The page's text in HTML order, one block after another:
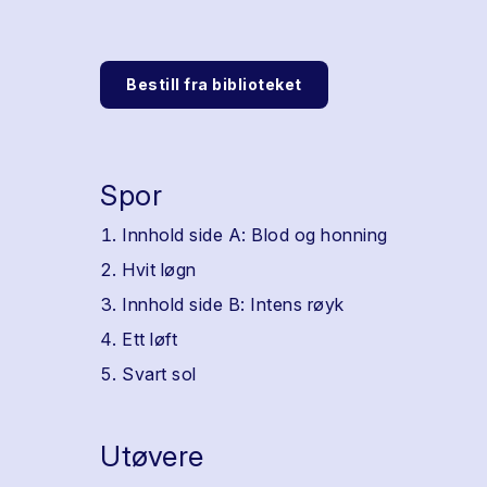
Bestill fra biblioteket
Spor
Innhold side A: Blod og honning
Hvit løgn
Innhold side B: Intens røyk
Ett løft
Svart sol
Utøvere